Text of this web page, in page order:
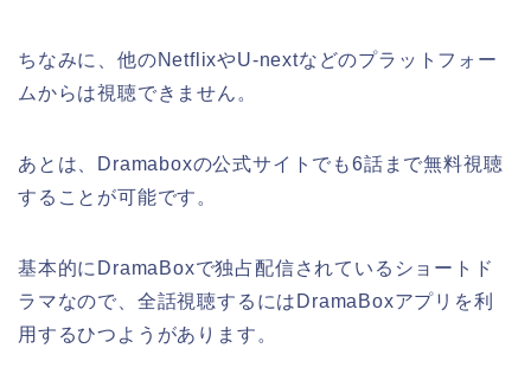
ちなみに、他のNetflixやU-nextなどのプラットフォー
ムからは視聴できません。
あとは、Dramaboxの公式サイトでも6話まで無料視聴
することが可能です。
基本的にDramaBoxで独占配信されているショートド
ラマなので、全話視聴するにはDramaBoxアプリを利
用するひつようがあります。